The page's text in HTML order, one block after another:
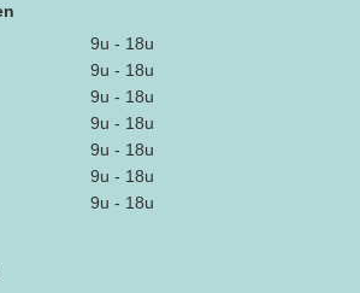
9u - 18u
9u - 18u
9u - 18u
9u - 18u
9u - 18u
9u - 18u
9u - 18u